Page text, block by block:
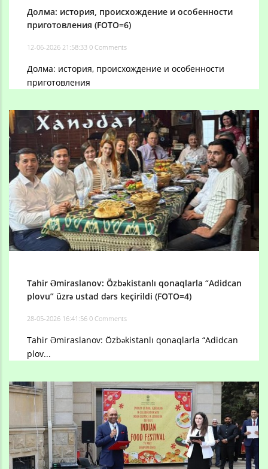
Долма: история, происхождение и особенности
приготовления (FOTO=6)
12-06-2026 21:58:33 0 Comments
Долма: история, происхождение и особенности
приготовления
Tahir Əmiraslanov: Özbəkistanlı qonaqlarla “Adidcan
plovu” üzrə ustad dərs keçirildi (FOTO=4)
28-05-2026 16:41:56 0 Comments
Tahir Əmiraslanov: Özbəkistanlı qonaqlarla “Adidcan
plov...